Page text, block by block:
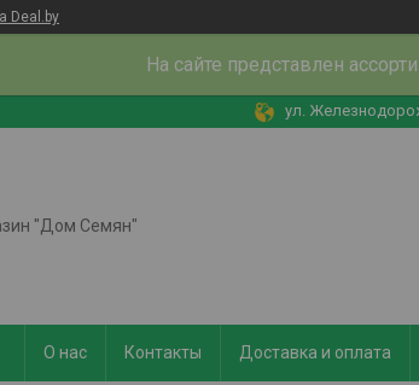
Deal.by
На сайте представлен
ул.
"Дом Семян"
О нас Контакты Доставка и оплата